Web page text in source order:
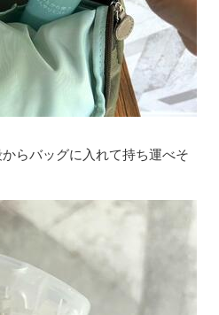
らバッグに入れて持ち運べそ